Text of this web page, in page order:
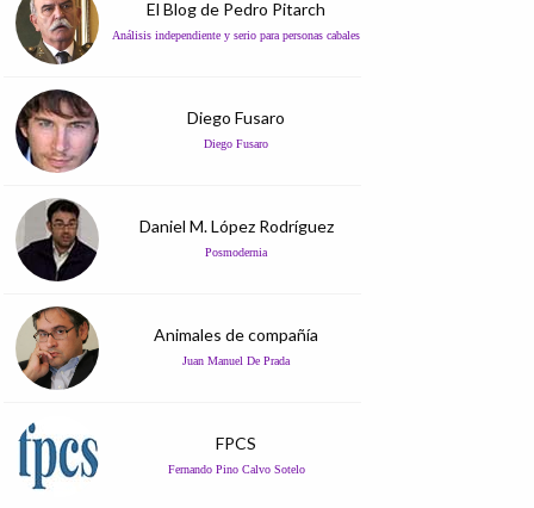
El Blog de Pedro Pitarch
Análisis independiente y serio para personas cabales
Diego Fusaro
Diego Fusaro
Daniel M. López Rodríguez
Posmodernia
Animales de compañía
Juan Manuel De Prada
FPCS
Fernando Pino Calvo Sotelo